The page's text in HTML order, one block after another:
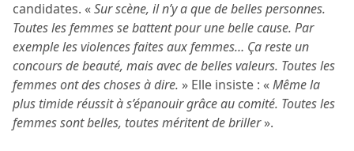
candidates. «Sur scène, il n’y a que de belles personnes.
Toutes les femmes se battent pour une belle cause. Par
exemple les violences faites aux femmes… Ça reste un
concours de beauté, mais avec de belles valeurs. Toutes les
femmes ont des choses à dire. » Elle insiste : «Même la
plus timide réussit à s’épanouir grâce au comité. Toutes les
femmes sont belles, toutes méritent de briller».